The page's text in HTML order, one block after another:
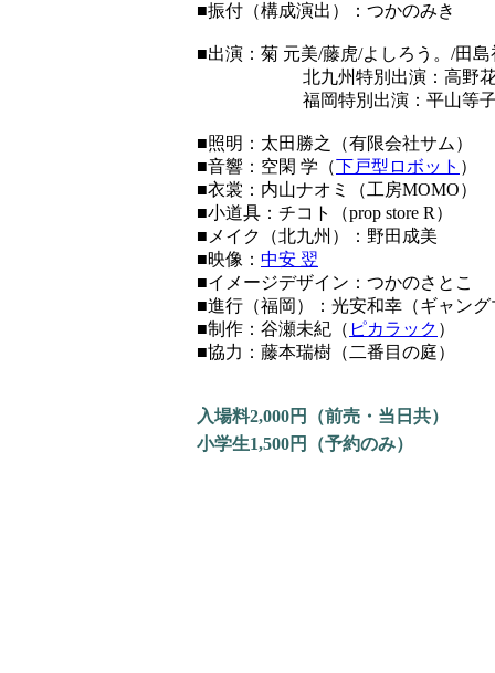
■振付（構成演出）：つかのみき
■出演：菊 元美/藤虎/よしろう。/田島
北九州特別出演：
福岡特別出演：平山等子（
■照明：太田勝之（有限会社サム）
■音響：空閑 学（下戸型ロボット ）
■衣裳：内山ナオミ（工房MOMO）
■小道具：チコト（prop store R）
■メイク（北九州）：野田成美
■映像： 中安 翌
■イメージデザイン：つかのさとこ
■進行（福岡）：光安和幸（ギャン
■制作：谷瀬未紀（ ピカラック ）
■協力：藤本瑞樹（二番目の庭）
入場料2,000円（前売・当日共）
小学生1,500円（予約のみ）